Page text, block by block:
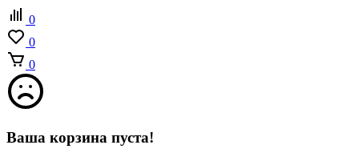
0
0
0
Ваша корзина пуста!